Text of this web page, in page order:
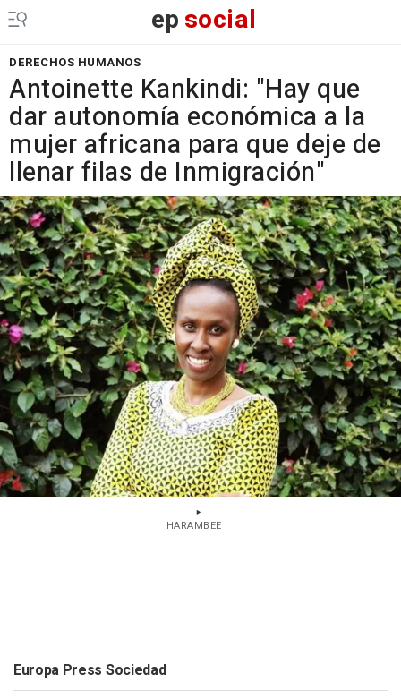
epsocial
DERECHOS HUMANOS
Antoinette Kankindi: "Hay que
dar autonomía económica a la
mujer africana para que deje de
llenar filas de Inmigración"
HARAMBEE
Europa Press Sociedad